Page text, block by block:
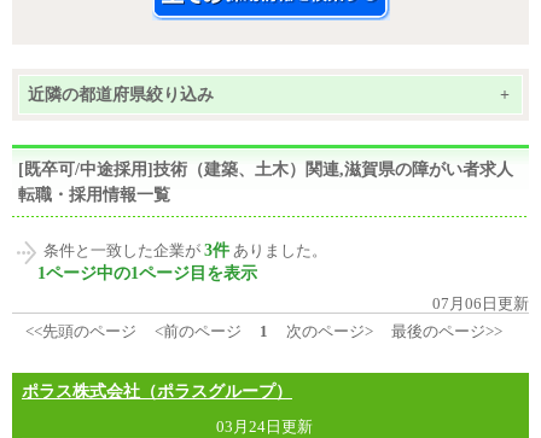
近隣の都道府県絞り込み +
[既卒可/中途採用]技術（建築、土木）関連,滋賀県の障がい者求人
転職・採用情報一覧
条件と一致した企業が 3件 ありました。
1ページ中の1ページ目を表示
07月06日更新
<<先頭のページ
<前のページ 1 次のページ> 最後のページ>>
ポラス株式会社（ポラスグループ）
03月24日更新